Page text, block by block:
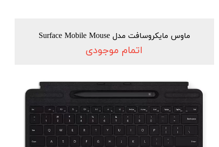
ماوس مایکروسافت مدل Surface Mobile Mouse
اتمام موجودی